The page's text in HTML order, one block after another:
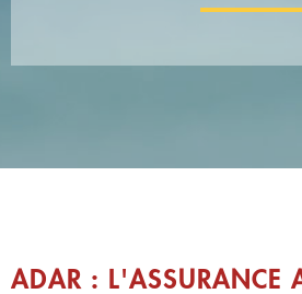
ADAR : L'ASSURANCE